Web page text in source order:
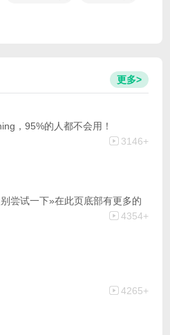
更多>
，95%的人都不会用！
3146+
尝试一下»在此页底部有更多的
4354+
4265+